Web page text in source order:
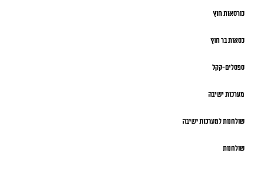
כורסאות חוץ
כסאות בר חוץ
ספסלים-קקל
מערכות ישיבה
שולחנות למערכות ישיבה
שולחנות